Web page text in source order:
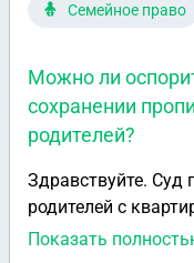
Семейное право
Можно ли
сохранении
родителей?
Здравствуйте. Суд
родителей с
ребенка), а детей
Показать